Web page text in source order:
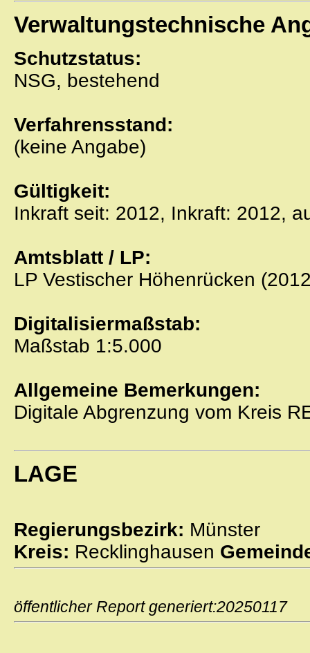
Verwaltungstechnische
Schutzstatus:
NSG, bestehend
Verfahrensstand:
(keine Angabe)
Gültigkeit:
Inkraft seit: 2012, Inkraft: 2012,
Amtsblatt / LP:
LP Vestischer Höhenrücken
Digitalisiermaßstab:
Maßstab 1:5.000
Allgemeine Bemerkungen:
Digitale Abgrenzung vom Kreis
LAGE
Regierungsbezirk: Münster
Kreis: Recklinghausen
öffentlicher Report